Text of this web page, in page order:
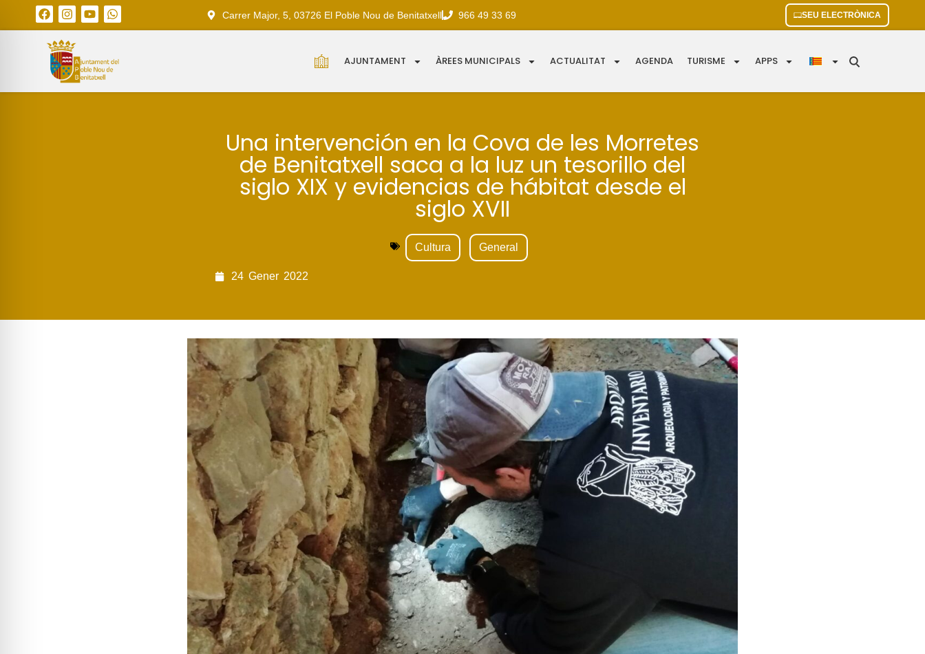
Carrer Major, 5, 03726 El Poble Nou de Benitatxell 966 49 33 69 SEU ELECTRÒNICA
AJUNTAMENT ÀREES MUNICIPALS ACTUALITAT AGENDA TURISME APPS
Una intervención en la Cova de les Morretes
de Benitatxell saca a la luz un tesorillo del
siglo XIX y evidencias de hábitat desde el
siglo XVII
Cultura General
24 Gener 2022